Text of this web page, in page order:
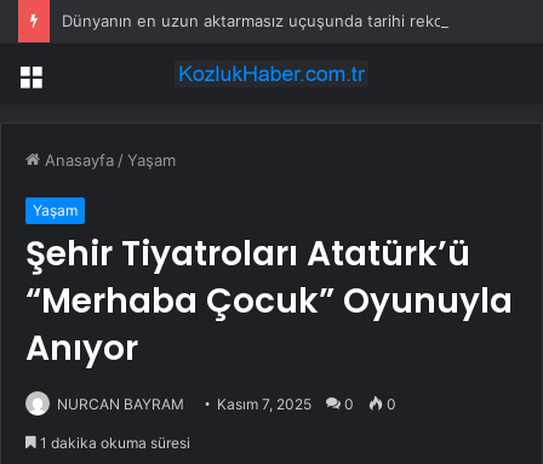
Menü
Anasayfa /Yaşam
Yaşam
Şehir Tiyatroları Atatürk’ü
“Merhaba Çocuk” Oyunuyla
Anıyor
NURCAN BAYRAM Kasım 7, 2025 0 0
1 dakika okuma süresi